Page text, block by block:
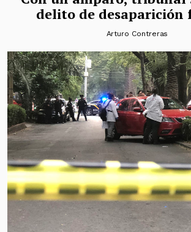
delito de desaparición
Arturo Contreras